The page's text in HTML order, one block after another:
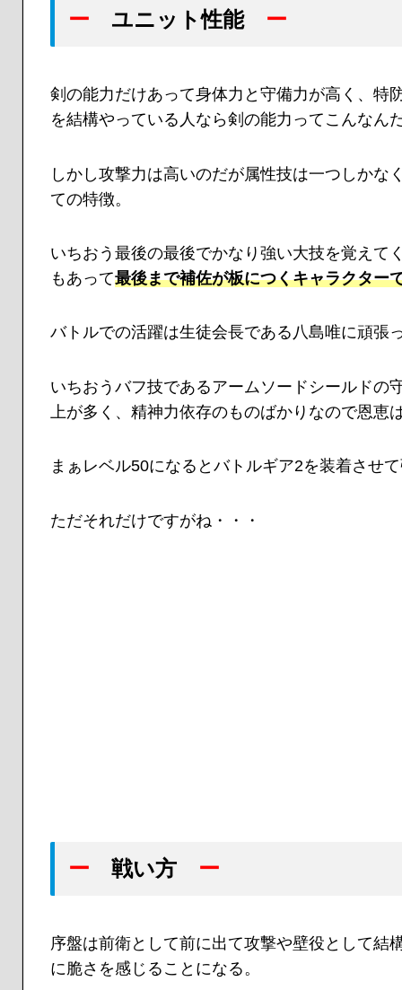
ー ユニット性能 ー
剣の能力だけあって身体力と守備力が高く、特
を結構やっている人なら剣の能力ってこんなん
しかし攻撃力は高いのだが属性技は一つしか
ての特徴。
いちおう最後の最後でかなり強い大技を覚えて
もあって最後まで補佐が板につくキャラクター
バトルでの活躍は生徒会長である八島唯に頑張
いちおうバフ技であるアームソードシールドの
上が多く、精神力依存のものばかりなので恩恵
まぁレベル50になるとバトルギア2を装着させ
ただそれだけですがね・・・
ー 戦い方 ー
序盤は前衛として前に出て攻撃や壁役として結
に脆さを感じることになる。